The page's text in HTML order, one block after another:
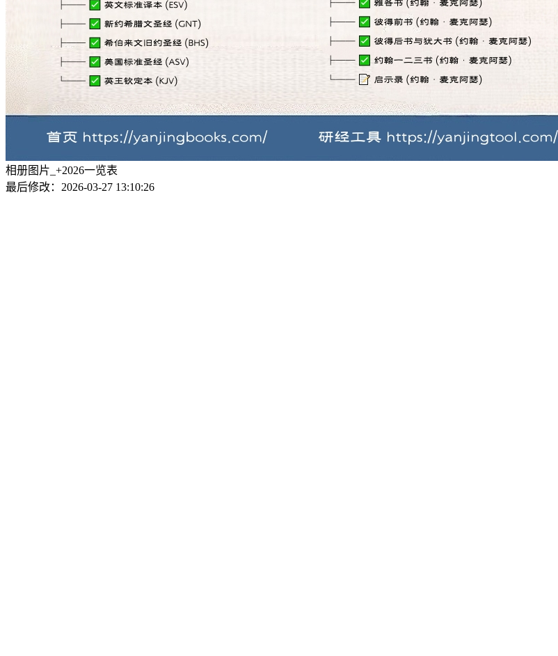
相册图片_+2026一览表
最后修改：2026-03-27 13:10:26